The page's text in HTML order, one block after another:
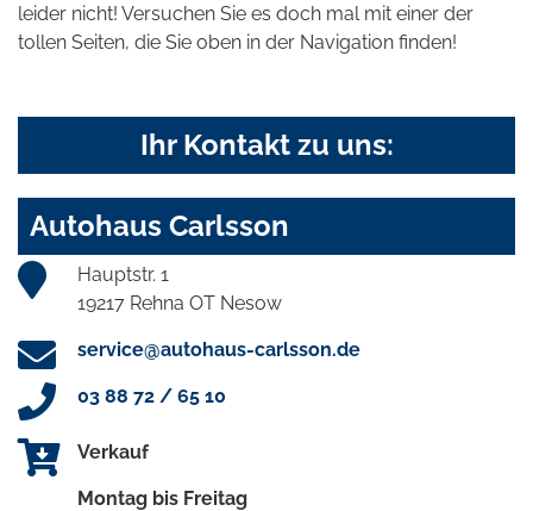
leider nicht! Versuchen Sie es doch mal mit einer der
tollen Seiten, die Sie oben in der Navigation finden!
Ihr Kontakt zu uns:
Autohaus Carlsson
Hauptstr. 1
19217 Rehna OT Nesow
service@autohaus-carlsson.de
03 88 72 / 65 10
Verkauf
Montag bis Freitag